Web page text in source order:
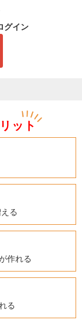
グイン
ット
る
作れる
る